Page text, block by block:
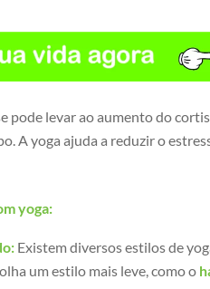
pode levar ao aumento do
A yoga ajuda a reduzir o
yoga:
Existem diversos estilos de
um estilo mais leve, como o